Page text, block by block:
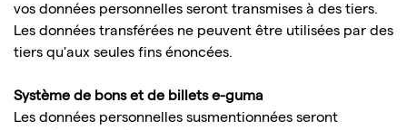
vos données personnelles seront transmises à des tiers.
Les données transférées ne peuvent être utilisées par des
tiers qu'aux seules fins énoncées.
Système de bons et de billets e-guma
Les données personnelles susmentionnées seront